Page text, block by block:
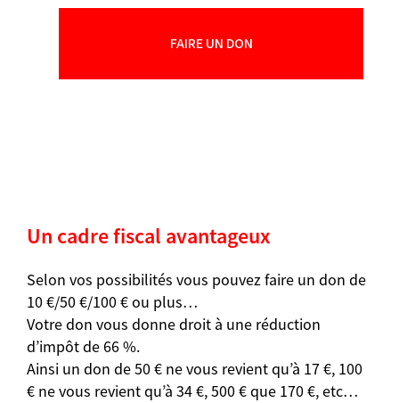
FAIRE UN DON
Un cadre fiscal avantageux
Selon vos possibilités vous pouvez faire un don de
10 €/50 €/100 € ou plus…
Votre don vous donne droit à une réduction
d’impôt de 66 %.
Ainsi un don de 50 € ne vous revient qu’à 17 €, 100
€ ne vous revient qu’à 34 €, 500 € que 170 €, etc…